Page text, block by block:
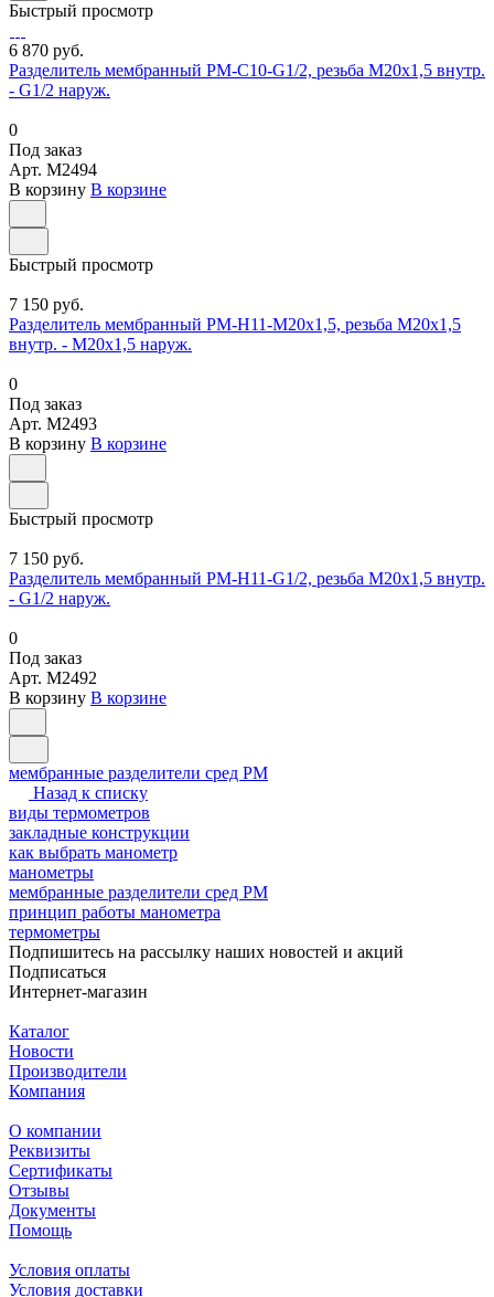
Быстрый просмотр
6 870 руб.
Разделитель мембранный РМ-С10-G1/2, резьба М20х1,5 внутр.
- G1/2 наруж.
0
Под заказ
Арт. M2494
В корзину В корзине
Быстрый просмотр
7 150 руб.
Разделитель мембранный РМ-Н11-М20х1,5, резьба М20х1,5
внутр. - М20х1,5 наруж.
0
Под заказ
Арт. M2493
В корзину В корзине
Быстрый просмотр
7 150 руб.
Разделитель мембранный РМ-Н11-G1/2, резьба М20х1,5 внутр.
- G1/2 наруж.
0
Под заказ
Арт. M2492
В корзину В корзине
мембранные разделители сред РМ
Назад к списку
виды термометров
закладные конструкции
как выбрать манометр
манометры
мембранные разделители сред РМ
принцип работы манометра
термометры
Подпишитесь на рассылку наших новостей и акций
Подписаться
Интернет-магазин
Каталог
Новости
Производители
Компания
О компании
Реквизиты
Сертификаты
Отзывы
Документы
Помощь
Условия оплаты
Условия доставки